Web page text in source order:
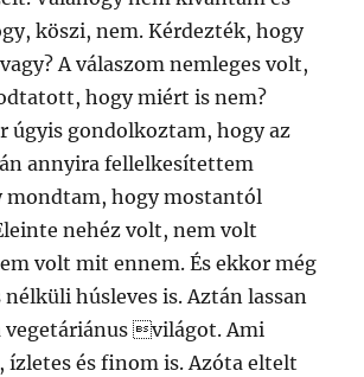
köszi, nem. Kérdezték, hogy
A válaszom nemleges volt,
hogy miért is nem?
úgyis gondolkoztam, hogy az
annyira fellelkesítettem
mondtam, hogy mostantól
nehéz volt, nem volt
volt mit ennem. És ekkor még
húsleves is. Aztán lassan
vegetáriánus világot. Ami
ízletes és finom is. Azóta eltelt